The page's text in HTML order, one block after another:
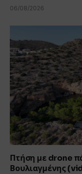
06/08/2026
Πτήση με drone
Βουλιαγμένης